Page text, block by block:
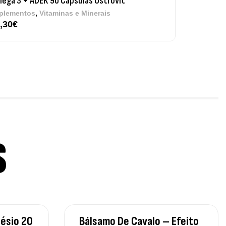
,Vitaminas e Minerais
€
Magnesium + B6 P-5-P 90 Cápsulas
Óssea
D3 + K2 90 Comprimidos Ostrovit
20
Bálsamo De Cavalo – Efeito